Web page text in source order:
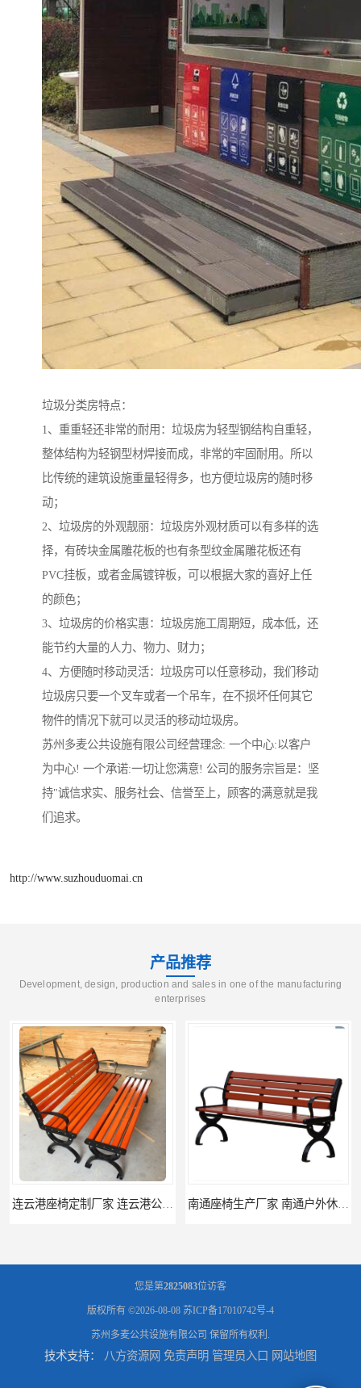
垃圾分类房特点：
1、重重轻还非常的耐用：垃圾房为轻型钢结构自重轻，
整体结构为轻钢型材焊接而成，非常的牢固耐用。所以
比传统的建筑设施重量轻得多，也方便垃圾房的随时移
动；
2、垃圾房的外观靓丽：垃圾房外观材质可以有多样的选
择，有砖块金属雕花板的也有条型纹金属雕花板还有
PVC挂板，或者金属镀锌板，可以根据大家的喜好上任
的颜色；
3、垃圾房的价格实惠：垃圾房施工周期短，成本低，还
能节约大量的人力、物力、财力；
4、方便随时移动灵活：垃圾房可以任意移动，我们移动
垃圾房只要一个叉车或者一个吊车，在不损坏任何其它
物件的情况下就可以灵活的移动垃圾房。
苏州多麦公共设施有限公司经营理念: 一个中心:以客户
为中心! 一个承诺:一切让您满意! 公司的服务宗旨是：坚
持"诚信求实、服务社会、信誉至上，顾客的满意就是我
们追求。
http://www.suzhouduomai.cn
产品推荐
Development, design, production and sales in one of the manufacturing
enterprises
您是第2825083位访客
版权所有 ©2026-08-08 苏ICP备17010742号-4
苏州多麦公共设施有限公司 保留所有权利.
技术支持： 八方资源网 免责声明 管理员入口 网站地图